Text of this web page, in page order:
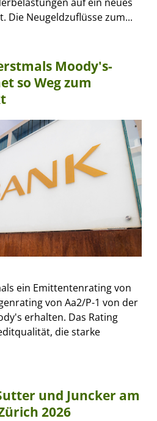
Die Neugeldzuflüsse zum...
Moody's-
so Weg zum
ein Emittentenrating von
von Aa2/P-1 von der
erhalten. Das Rating
die starke
und Juncker am
2026